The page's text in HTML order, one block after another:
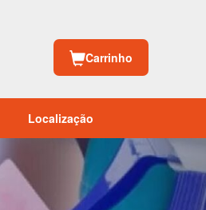
Carrinho
Localização
Next